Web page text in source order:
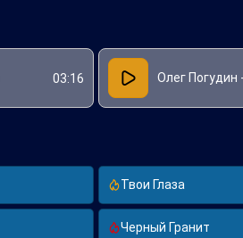
03:16 Олег Погудин
Твои Глаза
Черный Гранит